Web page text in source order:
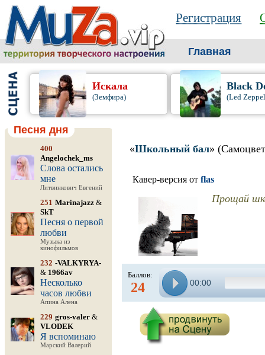
Регистрация
Главная
Искала
(Земфира)
Black
(Led
Песня дня
400
Angelochek_ms
Слова остались
мне
Литвинкович Евгений
251 Marinajazz &
SkT
Песня о первой
любви
Музыка из
кинофильмов
232 -VALKYRYA-
& 1966av
Несколько
часов любви
Апина Алена
229 gros-valer &
VLODEK
Я вспоминаю
Марский Валерий
«Школьный бал»
Кавер-версия отflas
Прощай
Баллов:
24 00:00